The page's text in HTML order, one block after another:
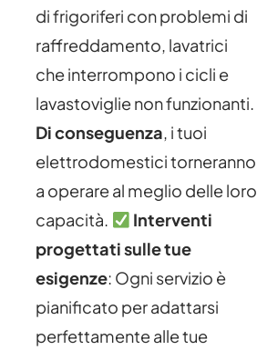
di frigoriferi con problemi di
raffreddamento, lavatrici
che interrompono i cicli e
lavastoviglie non funzionanti.
Di conseguenza, i tuoi
elettrodomestici torneranno
a operare al meglio delle loro
capacità.
Interventi
progettati sulle tue
esigenze: Ogni servizio è
pianificato per adattarsi
perfettamente alle tue